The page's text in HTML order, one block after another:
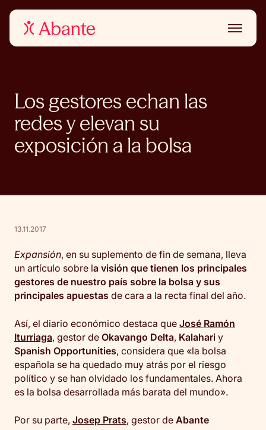
Los gestores echan las
redes y elevan su
exposición a la bolsa
13.11.2017
Expansión, en su suplemento de fin de semana, lleva
un artículo sobre la visión que tienen los principales
gestores de nuestro país sobre la bolsa y sus
principales apuestas de cara a la recta final del año.
Así, el diario económico destaca que José Ramón
Iturriaga, gestor de Okavango Delta, Kalahari y
Spanish Opportunities, considera que «la bolsa
española se ha quedado muy atrás por el riesgo
político y se han olvidado los fundamentales. Ahora
es la bolsa desarrollada más barata del mundo».
Por su parte, Josep Prats, gestor de Abante